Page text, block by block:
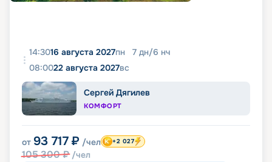
14:3016 августа 2027пн 7 дн/6 нч
08:0022 августа 2027вс
Сергей Дягилев
КОМФОРТ
от 93 717 ₽ /чел
105 300₽ /чел
+2 027